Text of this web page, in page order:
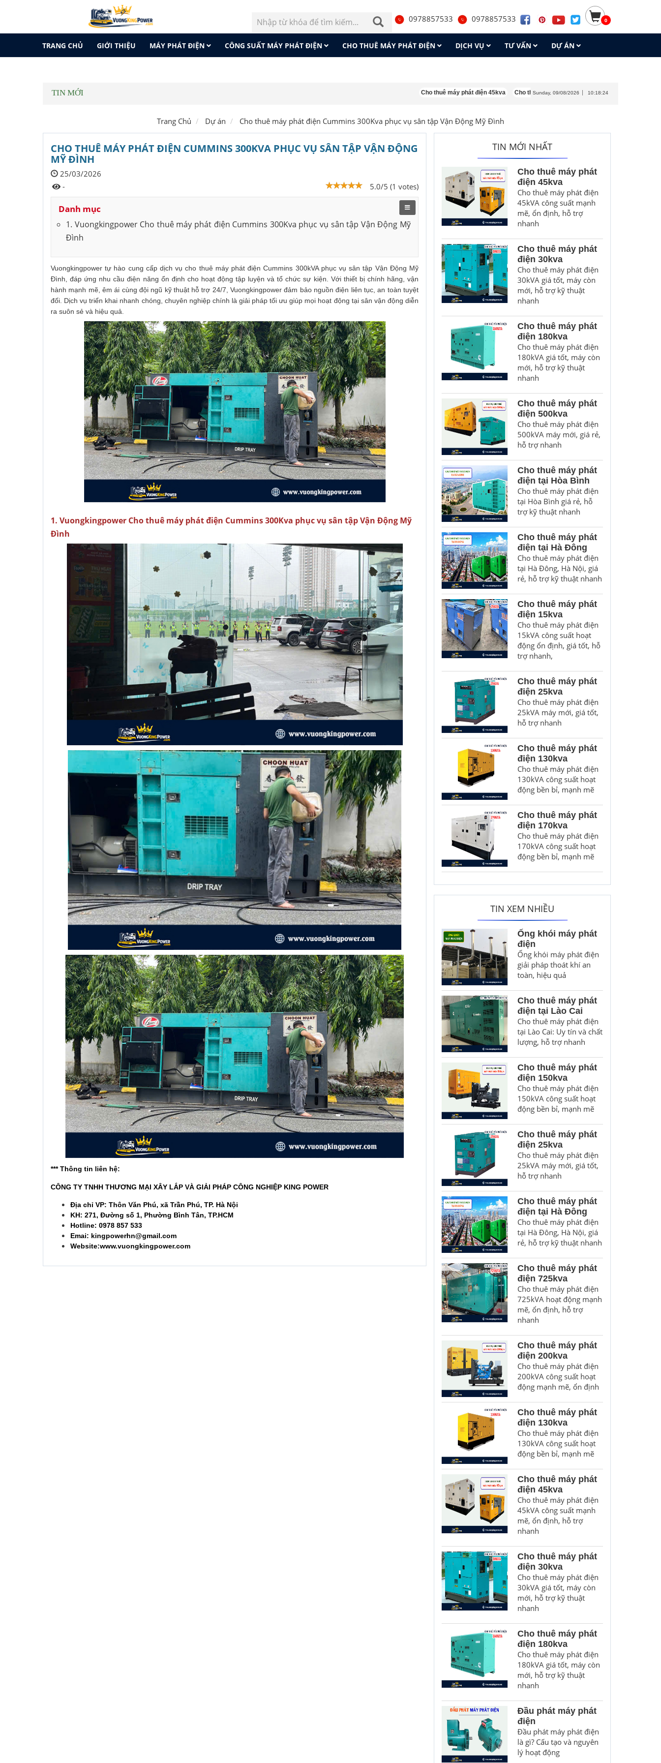
0978857533 0978857533 0
TRANG CHỦ GIỚI THIỆU MÁY PHÁT ĐIỆN CÔNG SUẤT MÁY PHÁT ĐIỆN CHO THUÊ MÁY PHÁT ĐIỆN DỊCH VỤ TƯ VẤN DỰ ÁN
TIN MỚI Cho thuê máy phát điện 45kva Cho thuê máy phát điện 30kva Cho thuê máy phát điện
Sunday, 09/08/2026 10:18:26
Trang Chủ Dự án Cho thuê máy phát điện Cummins 300Kva phục vụ sân tập Vận Động Mỹ Đình
CHO THUÊ MÁY PHÁT ĐIỆN CUMMINS 300KVA PHỤC VỤ SÂN TẬP VẬN ĐỘNG
MỸ ĐÌNH
25/03/2026
5.0/5 (1 votes)
-
Danh mục
1. Vuongkingpower Cho thuê máy phát điện Cummins 300Kva phục vụ sân tập Vận Động Mỹ
Đình
Vuongkingpower tự hào cung cấp dịch vụ cho thuê máy phát điện Cummins 300kVA phục vụ sân tập Vận Động Mỹ
Đình, đáp ứng nhu cầu điện năng ổn định cho hoạt động tập luyện và tổ chức sự kiện. Với thiết bị chính hãng, vận
hành mạnh mẽ, êm ái cùng đội ngũ kỹ thuật hỗ trợ 24/7, Vuongkingpower đảm bảo nguồn điện liên tục, an toàn tuyệt
đối. Dịch vụ triển khai nhanh chóng, chuyên nghiệp chính là giải pháp tối ưu giúp mọi hoạt động tại sân vận động diễn
ra suôn sẻ và hiệu quả.
1. Vuongkingpower Cho thuê máy phát điện Cummins 300Kva phục vụ sân tập Vận Động Mỹ
Đình
*** Thông tin liên hệ:
CÔNG TY TNHH THƯƠNG MẠI XÂY LẮP VÀ GIẢI PHÁP CÔNG NGHIỆP KING POWER
Địa chỉ VP: Thôn Văn Phú, xã Trần Phú, TP. Hà Nội
KH: 271, Đường số 1, Phường Bình Tân, TP.HCM
Hotline: 0978 857 533
Emai: kingpowerhn@gmail.com
Website:www.vuongkingpower.com
TIN MỚI NHẤT
Cho thuê máy phát
điện 45kva
Cho thuê máy phát điện
45kVA công suất mạnh
mẽ, ổn định, hỗ trợ
nhanh
Cho thuê máy phát
điện 30kva
Cho thuê máy phát điện
30kVA giá tốt, máy còn
mới, hỗ trợ kỹ thuật
nhanh
Cho thuê máy phát
điện 180kva
Cho thuê máy phát điện
180kVA giá tốt, máy còn
mới, hỗ trợ kỹ thuật
nhanh
Cho thuê máy phát
điện 500kva
Cho thuê máy phát điện
500kVA máy mới, giá rẻ,
hỗ trợ nhanh
Cho thuê máy phát
điện tại Hòa Bình
Cho thuê máy phát điện
tại Hòa Bình giá rẻ, hỗ
trợ kỹ thuật nhanh
Cho thuê máy phát
điện tại Hà Đông
Cho thuê máy phát điện
tại Hà Đông, Hà Nội, giá
rẻ, hỗ trợ kỹ thuật nhanh
Cho thuê máy phát
điện 15kva
Cho thuê máy phát điện
15kVA công suất hoạt
động ổn định, giá tốt, hỗ
trợ nhanh,
Cho thuê máy phát
điện 25kva
Cho thuê máy phát điện
25kVA máy mới, giá tốt,
hỗ trợ nhanh
Cho thuê máy phát
điện 130kva
Cho thuê máy phát điện
130kVA công suất hoạt
động bền bỉ, mạnh mẽ
Cho thuê máy phát
điện 170kva
Cho thuê máy phát điện
170kVA công suất hoạt
động bền bỉ, mạnh mẽ
TIN XEM NHIỀU
Ống khói máy phát
điện
Ống khói máy phát điện
giải pháp thoát khí an
toàn, hiệu quả
Cho thuê máy phát
điện tại Lào Cai
Cho thuê máy phát điện
tại Lào Cai: Uy tín và chất
lượng, hỗ trợ nhanh
Cho thuê máy phát
điện 150kva
Cho thuê máy phát điện
150kVA công suất hoạt
động bền bỉ, mạnh mẽ
Cho thuê máy phát
điện 25kva
Cho thuê máy phát điện
25kVA máy mới, giá tốt,
hỗ trợ nhanh
Cho thuê máy phát
điện tại Hà Đông
Cho thuê máy phát điện
tại Hà Đông, Hà Nội, giá
rẻ, hỗ trợ kỹ thuật nhanh
Cho thuê máy phát
điện 725kva
Cho thuê máy phát điện
725kVA hoạt động mạnh
mẽ, ổn định, hỗ trợ
nhanh
Cho thuê máy phát
điện 200kva
Cho thuê máy phát điện
200kVA công suất hoạt
động mạnh mẽ, ổn định
Cho thuê máy phát
điện 130kva
Cho thuê máy phát điện
130kVA công suất hoạt
động bền bỉ, mạnh mẽ
Cho thuê máy phát
điện 45kva
Cho thuê máy phát điện
45kVA công suất mạnh
mẽ, ổn định, hỗ trợ
nhanh
Cho thuê máy phát
điện 30kva
Cho thuê máy phát điện
30kVA giá tốt, máy còn
mới, hỗ trợ kỹ thuật
nhanh
Cho thuê máy phát
điện 180kva
Cho thuê máy phát điện
180kVA giá tốt, máy còn
mới, hỗ trợ kỹ thuật
nhanh
Đầu phát máy phát
điện
Đầu phát máy phát điện
là gì? Cấu tạo và nguyên
lý hoạt động